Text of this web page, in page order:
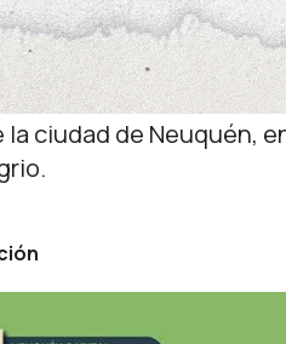
realización de
ciudad de Neuquén,